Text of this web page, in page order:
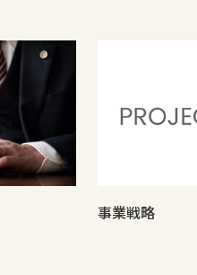
事業戦略